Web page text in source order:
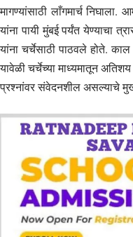
मागण्यांसाठी लाँगमार्च निघाला.
यांना पायी मुंबई पर्यंत येण्याचा
यांना चर्चेसाठी पाठवले होते.
यावेळी चर्चेच्या माध्यमातून
प्रश्नांवर संवेदनशील असल्याचे